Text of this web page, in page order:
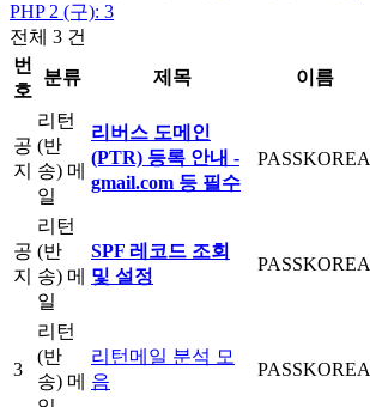
PHP 2 (구): 3
전체 3 건
번
호
분류 제목 이름
공
지
리턴
(반
송) 메
일
리버스 도메인
(PTR) 등록 안내 -
gmail.com 등 필수
PASSKOREA
공
지
리턴
(반
송) 메
일
SPF 레코드 조회
및 설정
PASSKOREA
3
리턴
(반
송) 메
리턴메일 분석 모
음
PASSKOREA